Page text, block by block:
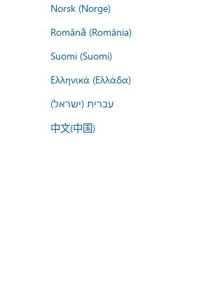
Norsk (Norge)
Română (România)
Suomi (Suomi)
Ελληνικά (Ελλάδα)
עברית (ישראל)
中文(中国)